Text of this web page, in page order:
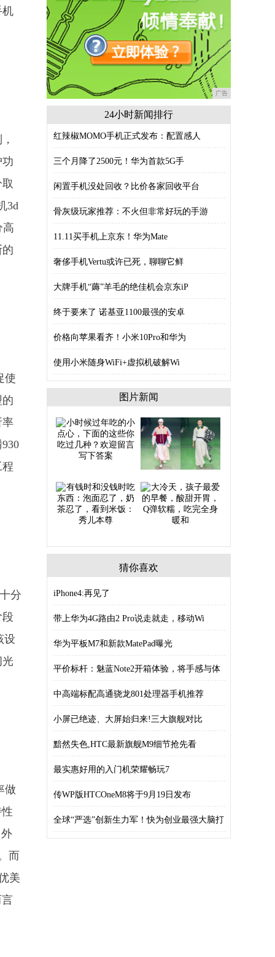
机
3d
高
使
率
分
段
设
光
做
而
美
广告
24小时新闻排行
红辣椒MOMO手机正式发布：配置感人
三个月降了2500元！华为首款5G手
闲置手机没处回收？比价各家回收平台
骨灰级玩家推荐：不火但非常好玩的手游
11.11买手机上京东！华为Mate
奢侈手机Vertu或许已死，聊聊它鲜
大牌手机“薅”羊毛的绝佳机会京东iP
终于要来了 诺基亚1100最强的安卓
价格向苹果看齐！小米10Pro和华为
使用小米随身WiFi+虚拟机破解Wi
图片新闻
猜你喜欢
iPhone4:再见了
带上华为4G路由2 Pro说走就走，移动Wi
华为平板M7和新款MatePad曝光
平价标杆：魅蓝Note2开箱体验，将手感与体
中高端标配高通骁龙801处理器手机推荐
小屏已绝迹、大屏始归来!三大旗舰对比
黯然失色,HTC最新旗舰M9细节抢先看
最实惠好用的入门机荣耀畅玩7
传WP版HTCOneM8将于9月19日发布
全球“严选”创新生力军！快为创业最强大脑打
C